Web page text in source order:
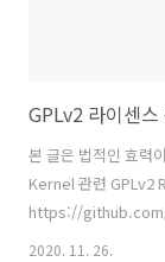
GPLv2 라이센스
본 글은 법적인 효력
Kernel 관련 GPLv2
https://
syscall-note 예외조
2020. 11. 26.